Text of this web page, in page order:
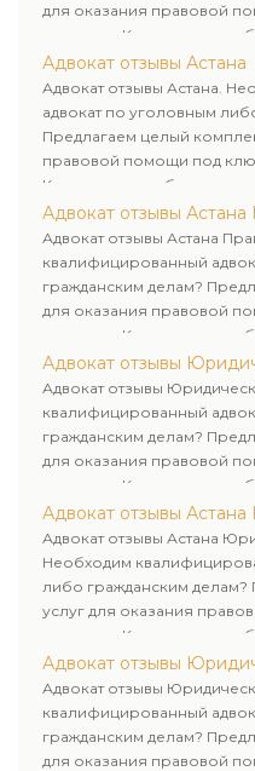
для оказания правовой
клиентам. Комплексное
юридических лиц.
клиенту.
Адвокат отзывы Астана
Адвокат отзывы Астана.
адвокат по уголовным
Предлагаем целый
правовой помощи под
Комплексное
лиц. Индивидуальный
Адвокат отзывы
Адвокат отзывы Астана
квалифицированный
гражданским делам?
для оказания правовой
клиентам. Комплексное
юридических лиц.
клиенту.
Адвокат отзывы
Адвокат отзывы
квалифицированный
гражданским делам?
для оказания правовой
клиентам. Комплексное
юридических лиц.
клиенту.
Адвокат отзывы
Адвокат отзывы Астана
Необходим
либо гражданским
услуг для оказания
клиентам. Комплексное
юридических лиц.
клиенту.
Адвокат отзывы
Адвокат отзывы
квалифицированный
гражданским делам?
для оказания правовой